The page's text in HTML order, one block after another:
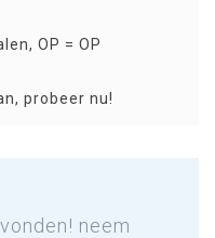
OP = OP
probeer nu!
neem